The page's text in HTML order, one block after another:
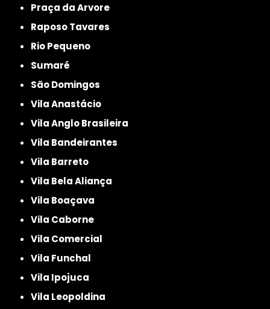
Praça da Arvore
Raposo Tavares
Rio Pequeno
Sumaré
São Domingos
Vila Anastácio
Vila Anglo Brasileira
Vila Bandeirantes
Vila Barreto
Vila Bela Aliança
Vila Boaçava
Vila Caborne
Vila Comercial
Vila Funchal
Vila Ipojuca
Vila Leopoldina